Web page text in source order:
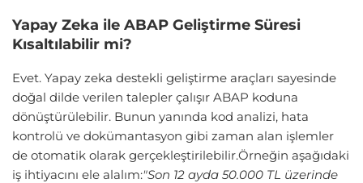
Yapay Zeka ile ABAP Geliştirme Süresi
Kısaltılabilir mi?
Evet. Yapay zeka destekli geliştirme araçları sayesinde
doğal dilde verilen talepler çalışır ABAP koduna
dönüştürülebilir. Bunun yanında kod analizi, hata
kontrolü ve dokümantasyon gibi zaman alan işlemler
de otomatik olarak gerçekleştirilebilir.Örneğin aşağıdaki
iş ihtiyacını ele alalım:"Son 12 ayda 50.000 TL üzerinde